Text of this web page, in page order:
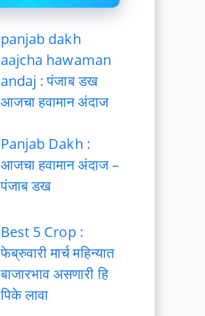
panjab dakh
aajcha hawaman
andaj : पंजाब डख
आजचा हवामान अंदाज
Panjab Dakh :
आजचा हवामान अंदाज –
पंजाब डख
Best 5 Crop :
फेब्रुवारी मार्च महिन्यात
बाजारभाव असणारी हि
पिके लावा